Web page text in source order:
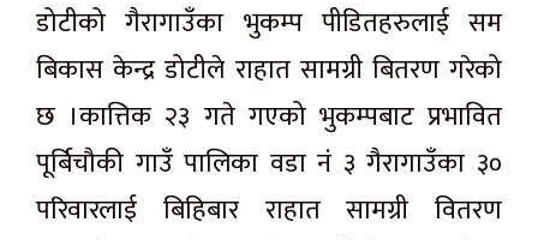
डोटीको गैरागाउँका भुकम्प पीडितहरुलाई सम
बिकास केन्द्र डोटीले राहात सामग्री बितरण गरेको
छ ।कात्तिक २३ गते गएको भुकम्पबाट प्रभावित
पूर्बिचौकी गाउँ पालिका वडा नंं ३ गैरागाउँका ३०
परिवारलाई बिहिबार राहात सामग्री वितरण